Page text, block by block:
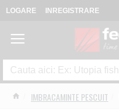
LOGARE INREGISTRARE
IMBRACAMINTE PESCUIT